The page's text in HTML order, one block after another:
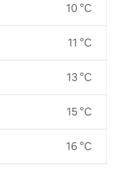
10 °C
11 °C
13 °C
15 °C
16 °C